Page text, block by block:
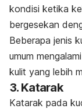
kondisi ketika
bergesekan
Beberapa jenis
umum
kulit yang lebih
3. Katarak
Katarak pada